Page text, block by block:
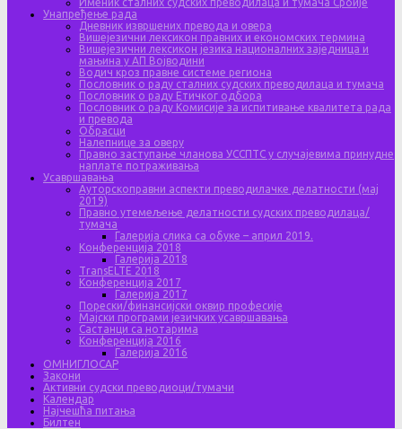
Унапређење рада
Дневник извршених превода и овера
Вишејезични лексикон правних и економских термина
Вишејезични лексикон језика националних заједница и
мањина у АП Војводини
Водич кроз правне системе региона
Пословник о раду сталних судских преводилаца и тумача
Пословник о раду Етичког одбора
Пословник о раду Комисије за испитивање квалитета рада
и превода
Обрасци
Налепнице за оверу
Правно заступање чланова УССПТС у случајевима принудне
наплате потраживања
Усавршавања
Ауторскоправни аспекти преводилачке делатности (мај
2019)
Правно утемељење делатности судских преводилаца/
тумача
Галерија слика са обуке – април 2019.
Конференција 2018
Галерија 2018
TransELTE 2018
Конференција 2017
Галерија 2017
Порески/финансијски оквир професије
Мајски програми језичких усавршавања
Састанци са нотарима
Конференција 2016
Галерија 2016
ОМНИГЛОСАР
Закони
Активни судски преводиоци/тумачи
Календар
Најчешћа питања
Билтен